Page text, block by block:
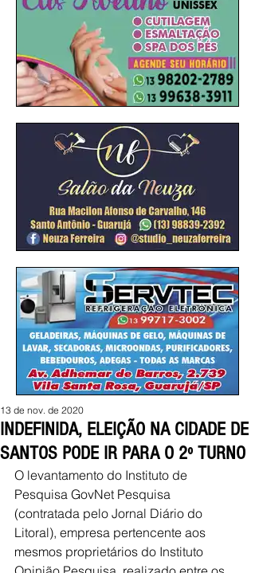
INDEFINIDA, ELEIÇÃO NA CIDADE DE
SANTOS PODE IR PARA O 2º TURNO
13 de nov. de 2020
O levantamento do Instituto de
Pesquisa GovNet Pesquisa
(contratada pelo Jornal Diário do
Litoral), empresa pertencente aos
mesmos proprietários do Instituto